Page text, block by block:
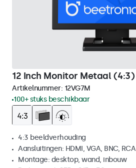
12 Inch Monitor Metaal (4:3)
Artikelnummer: 12VG7M
100+ stuks beschikbaar
4:3 beeldverhouding
Aansluitingen: HDMI, VGA, BNC, RCA
Montage: desktop, wand, inbouw